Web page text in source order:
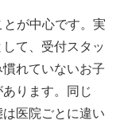
が中心です。実
て、受付スタッ
れていないお子
ります。同じ
は医院ごとに違い